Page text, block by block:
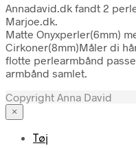
Annadavid.dk fandt 2
Marjoe.dk.
Matte Onyxperler(6mm)
Cirkoner(8mm)Måler di
flotte perlearmbånd
armbånd samlet.
Copyright Anna David
×
Tøj